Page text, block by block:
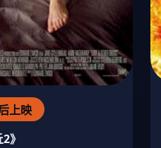
上映
》